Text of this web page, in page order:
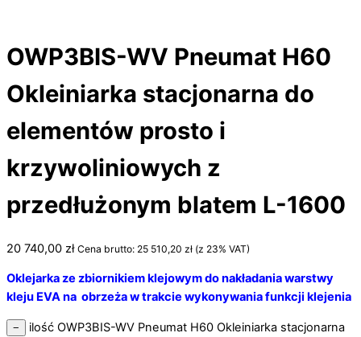
OWP3BIS-WV Pneumat H60
Okleiniarka stacjonarna do
elementów prosto i
krzywoliniowych z
przedłużonym blatem L-1600
20 740,00 zł Cena brutto: 25 510,20 zł (z 23% VAT)
Oklejarka ze zbiornikiem klejowym do nakładania warstwy
kleju EVA na obrzeża w trakcie wykonywania funkcji klejenia
−
ilość OWP3BIS-WV Pneumat H60 Okleiniarka stacjonarna